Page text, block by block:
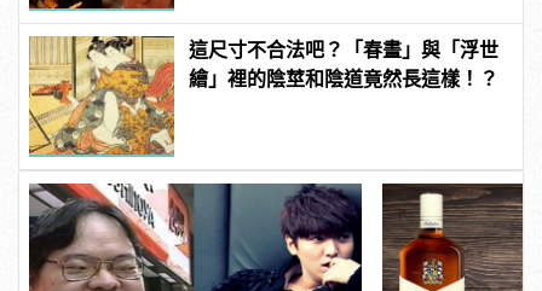
這尺寸不合法吧？「春畫」與「浮世
繪」裡的陰莖和陰道竟然長這樣！？